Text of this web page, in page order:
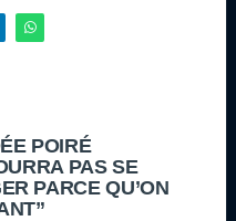
POIRÉ
PAS SE
PARCE QU’ON